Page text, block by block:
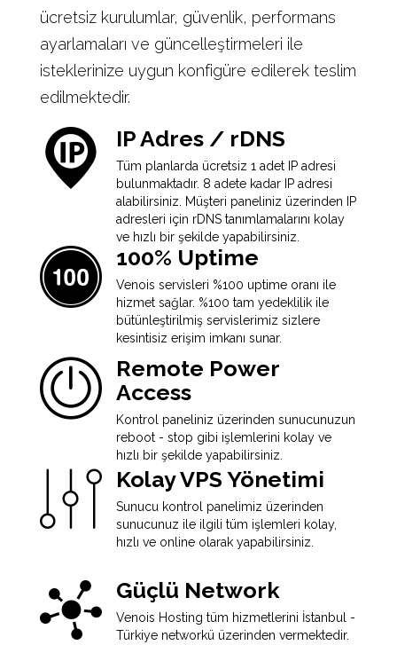
ücretsiz kurulumlar, güvenlik, performans
ayarlamaları ve güncelleştirmeleri ile
isteklerinize uygun konfigüre edilerek teslim
edilmektedir.
IP Adres / rDNS
Tüm planlarda ücretsiz 1 adet IP adresi
bulunmaktadır. 8 adete kadar IP adresi
alabilirsiniz. Müşteri paneliniz üzerinden IP
adresleri için rDNS tanımlamalarını kolay
ve hızlı bir şekilde yapabilirsiniz.
100% Uptime
Venois servisleri %100 uptime oranı ile
hizmet sağlar. %100 tam yedeklilik ile
bütünleştirilmiş servislerimiz sizlere
kesintisiz erişim imkanı sunar.
Remote Power
Access
Kontrol paneliniz üzerinden sunucunuzun
reboot - stop gibi işlemlerini kolay ve
hızlı bir şekilde yapabilirsiniz.
Kolay VPS Yönetimi
Sunucu kontrol panelimiz üzerinden
sunucunuz ile ilgili tüm işlemleri kolay,
hızlı ve online olarak yapabilirsiniz.
Güçlü Network
Venois Hosting tüm hizmetlerini İstanbul -
Türkiye networkü üzerinden vermektedir.